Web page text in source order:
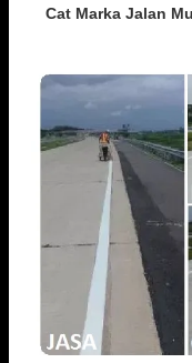
Cat Marka Jalan